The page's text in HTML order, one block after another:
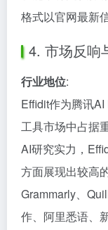
格式以官网最新
4. 市场反响
行业地位:
Effidit作为腾讯
工具市场中占据
AI研究实力，
方面展现出较高
Grammarly、
作、阿里悉语、